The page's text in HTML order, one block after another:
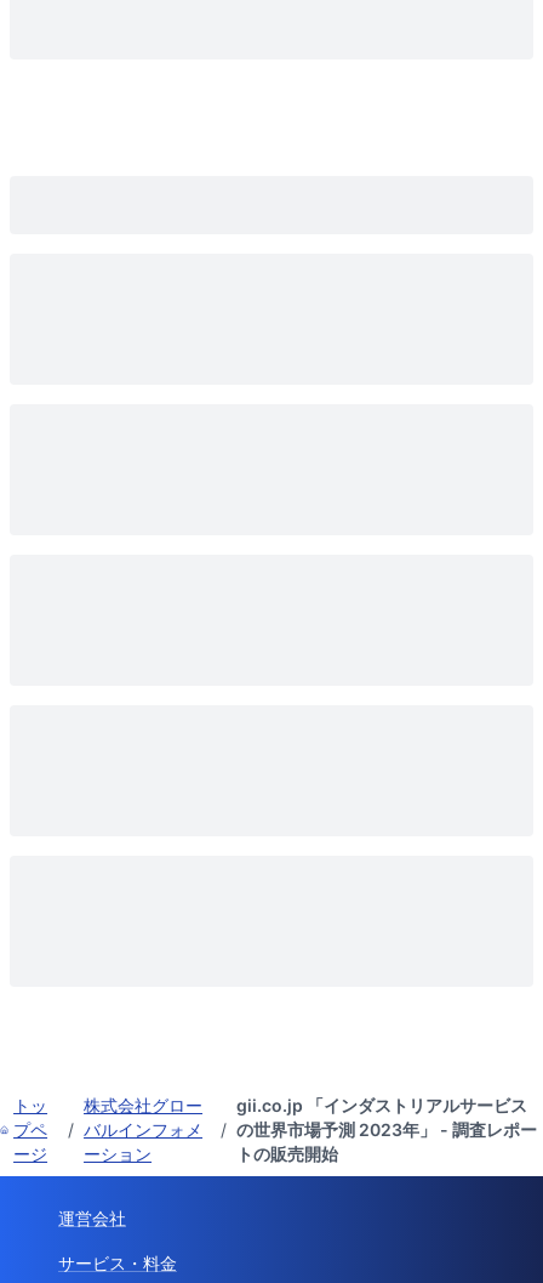
トッ
プペ
ージ
/
株式会社グロー
バルインフォメ
ーション
/
gii.co.jp 「インダストリアルサービス
の世界市場予測 2023年」 - 調査レポー
トの販売開始
運営会社
サービス・料金